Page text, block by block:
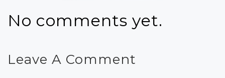
No comments yet.
Leave A Comment